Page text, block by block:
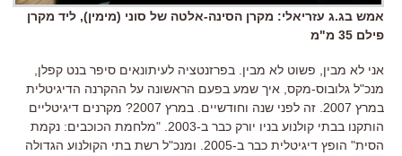
אמש בג.ג עזריאלי: מקרן הסינה-אלטה של סוני (מימין), ליד מקרן
פילם 35 מ"מ
אני לא מבין, פשוט לא מבין. בפרזנטציה לעיתונאים סיפר בנט קפלן,
מנכ"ל גלובוס-מקס, איך שמע בפעם הראשונה על ההקרנה הדיגיטלית
במרץ 2007. זה לפני שנה וחודשיים. במרץ 2007? מקרנים דיגיטליים
הותקנו בבתי קולנוע בניו יורק כבר ב-2003. "מלחמת הכוכבים: נקמת
הסית" הופץ דיגיטלית כבר ב-2005. ומנכ"ל רשת בתי הקולנוע הגדולה